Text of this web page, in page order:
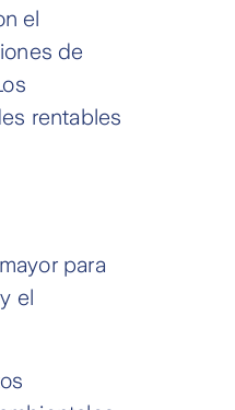
el
de
rentables
para
el